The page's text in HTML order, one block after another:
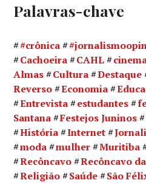
Palavras-chave
#crônica
Cachoeira
CAHL
Almas
Cultura Destaque
Reverso
Economia
Entrevista
estudantes
Santana
Festejos Juninos
História
Internet
moda
mulher Muritiba
Recôncavo
Recôncavo
Religião
Saúde São